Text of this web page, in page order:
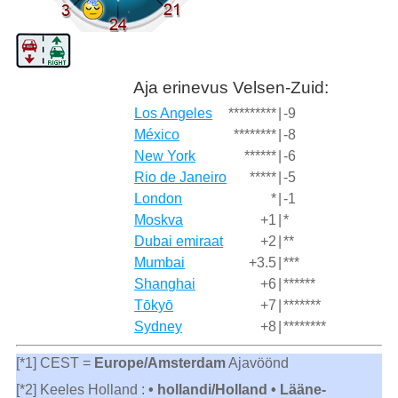
Aja erinevus Velsen-Zuid:
Los Angeles ********* -9
México
******** -8
New York
****** -6
Rio de Janeiro
***** -5
London
* -1
Moskva
+1 *
Dubai emiraat
+2 **
Mumbai
+3.5 ***
Shanghai
+6 ******
Tōkyō
+7 *******
Sydney
+8 ********
[*1] CEST = Europe/AmsterdamAjavöönd
[*2] Keeles Holland : • hollandi/Holland • Lääne-